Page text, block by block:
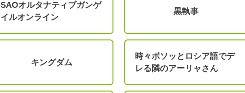
SAOオルタナティブガンゲ
イルオンライン
黒執事
キングダム
時々ボソッとロシア語でデ
レる隣のアーリャさん